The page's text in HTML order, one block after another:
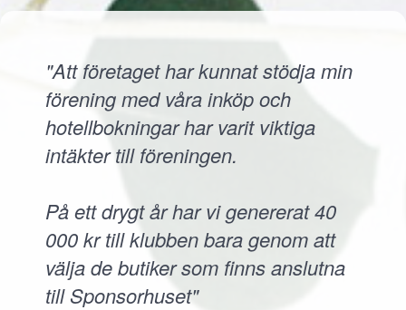
"Att företaget har kunnat stödja min
förening med våra inköp och
hotellbokningar har varit viktiga
intäkter till föreningen.
På ett drygt år har vi genererat 40
000 kr till klubben bara genom att
välja de butiker som finns anslutna
till Sponsorhuset"